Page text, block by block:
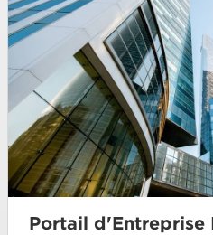
Portail d'Entreprise